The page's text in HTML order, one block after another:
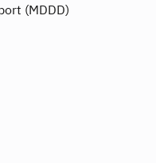
(MDDD)